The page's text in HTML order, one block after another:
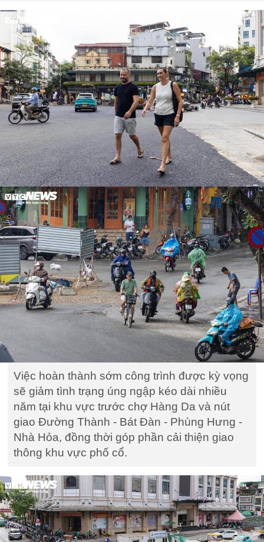
Việc hoàn thành sớm công trình được kỳ vọng
sẽ giảm tình trạng úng ngập kéo dài nhiều
năm tại khu vực trước chợ Hàng Da và nút
giao Đường Thành - Bát Đàn - Phùng Hưng -
Nhà Hỏa, đồng thời góp phần cải thiện giao
thông khu vực phố cổ.